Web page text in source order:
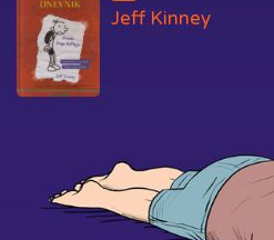
Jeff Kinney